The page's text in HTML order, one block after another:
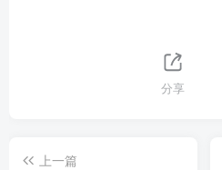
分享
上一篇